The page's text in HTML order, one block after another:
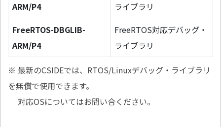
ARM/P4
ライブラリ
FreeRTOS-DBGLIB-
ARM/P4
FreeRTOS対応デバッグ・
ライブラリ
※ 最新のCSIDEでは、RTOS/Linuxデバッグ・ライブラリ
を無償で使用できます。
対応OSについてはお問い合ください。